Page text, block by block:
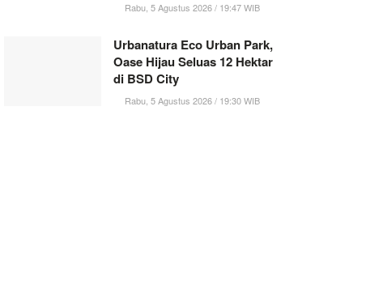
Rabu, 5 Agustus 2026 / 19:47 WIB
Urbanatura Eco Urban Park,
Oase Hijau Seluas 12 Hektar
di BSD City
Rabu, 5 Agustus 2026 / 19:30 WIB